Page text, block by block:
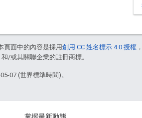
頁面中的內容是採用創用 CC 姓名標示 4.0 授權
/或其關聯企業的註冊商標。
07 (世界標準時間)。